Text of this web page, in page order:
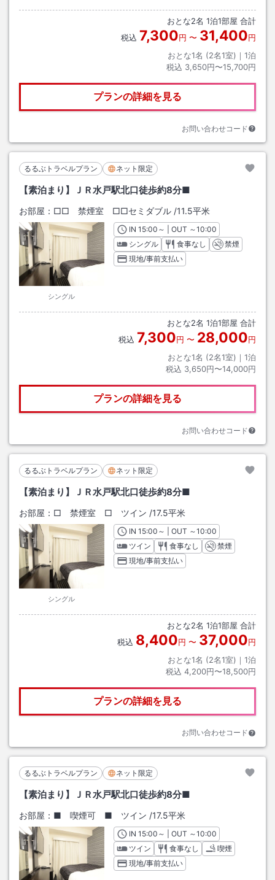
おとな2名 1泊1部屋 合計
税込 7,300円 〜 31,400円
おとな1名 (2名1室)｜ 1泊
税込 3,650円〜15,700円
プランの詳細を見る
お問い合わせコード
るるぶトラベルプラン ネット限定
【素泊まり】ＪＲ水戸駅北口徒歩約8分■
お部屋： □□ 禁煙室 □□セミダブル /11.5平米
シングル
INチェックイン
15:00 ～ | OUT チェックアウト
～10:00
シングル
食事なし
禁煙
現地/事前支払い
おとな2名 1泊1部屋 合計
税込 7,300円 〜 28,000円
おとな1名 (2名1室)｜ 1泊
税込 3,650円〜14,000円
プランの詳細を見る
お問い合わせコード
るるぶトラベルプラン ネット限定
【素泊まり】ＪＲ水戸駅北口徒歩約8分■
お部屋： □ 禁煙室 □ ツイン /17.5平米
シングル
INチェックイン
15:00 ～ | OUT チェックアウト
～10:00
ツイン
食事なし
禁煙
現地/事前支払い
おとな2名 1泊1部屋 合計
税込 8,400円 〜 37,000円
おとな1名 (2名1室)｜ 1泊
税込 4,200円〜18,500円
プランの詳細を見る
お問い合わせコード
るるぶトラベルプラン ネット限定
【素泊まり】ＪＲ水戸駅北口徒歩約8分■
お部屋： ■ 喫煙可 ■ ツイン /17.5平米
INチェックイン
15:00 ～ | OUT チェックアウト
～10:00
ツイン
食事なし
喫煙
現地/事前支払い